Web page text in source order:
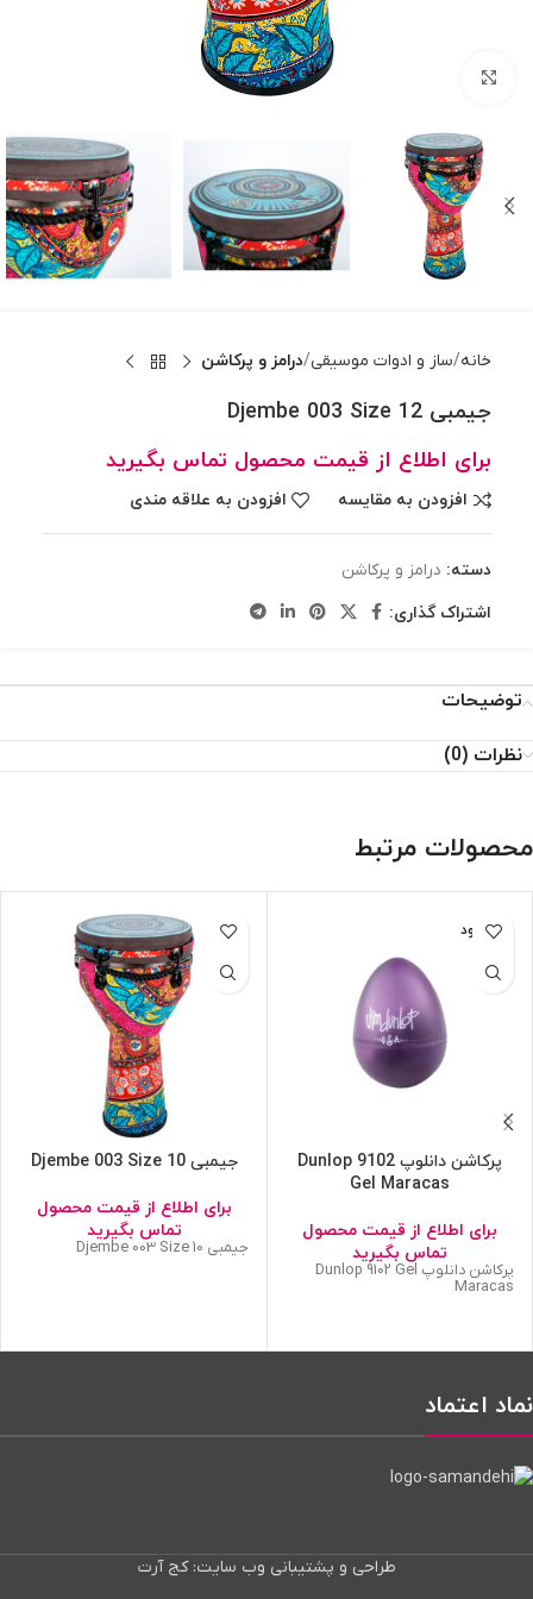
خانه ساز و ادوات موسیقی درامز و پرکاشن
جیمبی Djembe 003 Size 12
برای اطلاع از قیمت محصول تماس بگیرید
افزودن به مقایسه افزودن به علاقه مندی
دسته: درامز و پرکاشن
اشتراک گذاری:
توضیحات
نظرات (0)
محصولات مرتبط
ناموجود
پرکاشن دانلوپ Dunlop 9102
Gel Maracas
برای اطلاع از قیمت محصول
تماس بگیرید
پرکاشن دانلوپ Dunlop 9102 Gel
Maracas
جیمبی Djembe 003 Size 10
برای اطلاع از قیمت محصول
تماس بگیرید
جیمبی Djembe 003 Size 10
نماد اعتماد
طراحی و پشتیبانی وب سایت: کج آرت